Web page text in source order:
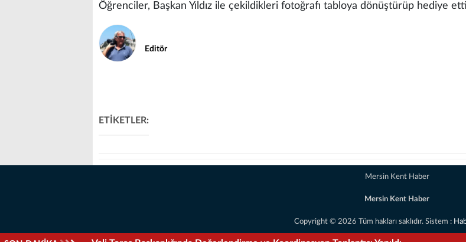
Öğrenciler, Başkan Yıldız ile çekildikleri fotoğrafı tabloya dönüştürüp hediye
Editör
ETİKETLER:
Mersin Kent Haber
Mersin Kent Haber
Copyright © 2026 Tüm hakları saklıdır. Sistem :